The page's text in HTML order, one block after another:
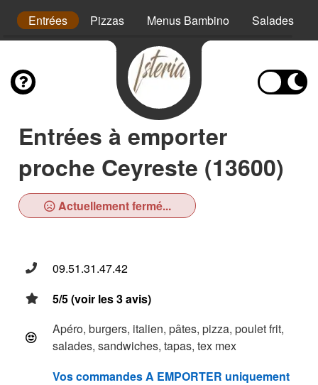
Entrées Pizzas Menus Bambino Salades
Entrées à emporter
proche Ceyreste (13600)
Actuellement fermé...
09.51.31.47.42
5/5 (voir les 3 avis)
Apéro, burgers, italien, pâtes, pizza, poulet frit,
salades, sandwiches, tapas, tex mex
Vos commandes A EMPORTER uniquement